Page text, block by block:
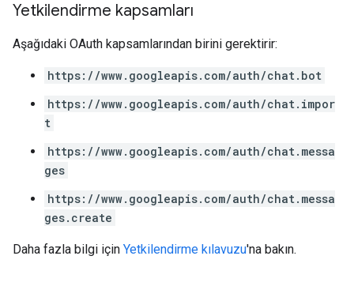
Yetkilendirme kapsamları
Aşağıdaki OAuth kapsamlarından birini gerektirir:
https://www.googleapis.com/auth/chat.bot
https://www.googleapis.com/auth/chat.impor
t
https://www.googleapis.com/auth/chat.messa
ges
https://www.googleapis.com/auth/chat.messa
ges.create
Daha fazla bilgi için Yetkilendirme kılavuzu'na bakın.